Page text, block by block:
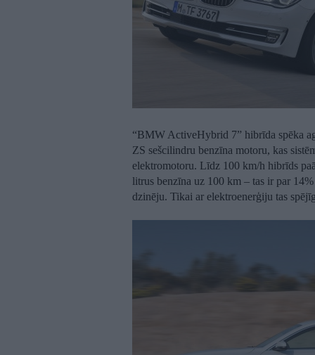
“BMW ActiveHybrid 7” hibrīda spēka
ZS sešcilindru benzīna motoru, kas
elektromotoru. Līdz 100 km/h hibrīds
litrus benzīna uz 100 km – tas ir par
dzinēju. Tikai ar elektroenerģiju tas